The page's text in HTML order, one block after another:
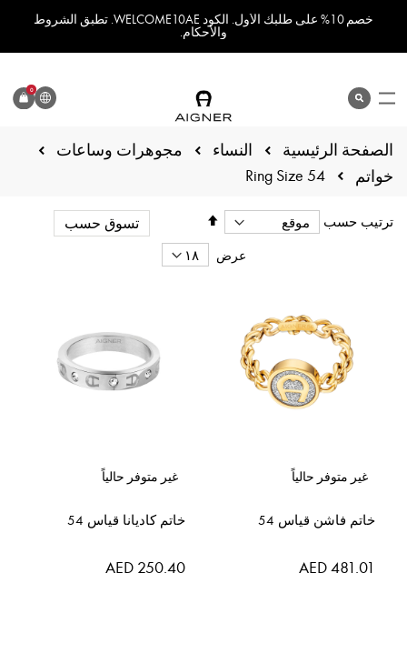
خصم 10% على طلبك الأول. الكود WELCOME10AE. تطبق الشروط
والأحكام.
search
0المنتج
اللغة
الصفحة الرئيسية النساء
مجوهرات وساعات
خواتم
Ring Size 54
ترتيب حسب
تحديد
التنازلي
عرض
غير متوفر حالياً
خاتم فاشن قياس 54
AED 481.01
غير متوفر حالياً
خاتم كاديانا قياس 54
AED 250.40
تسوق حسب